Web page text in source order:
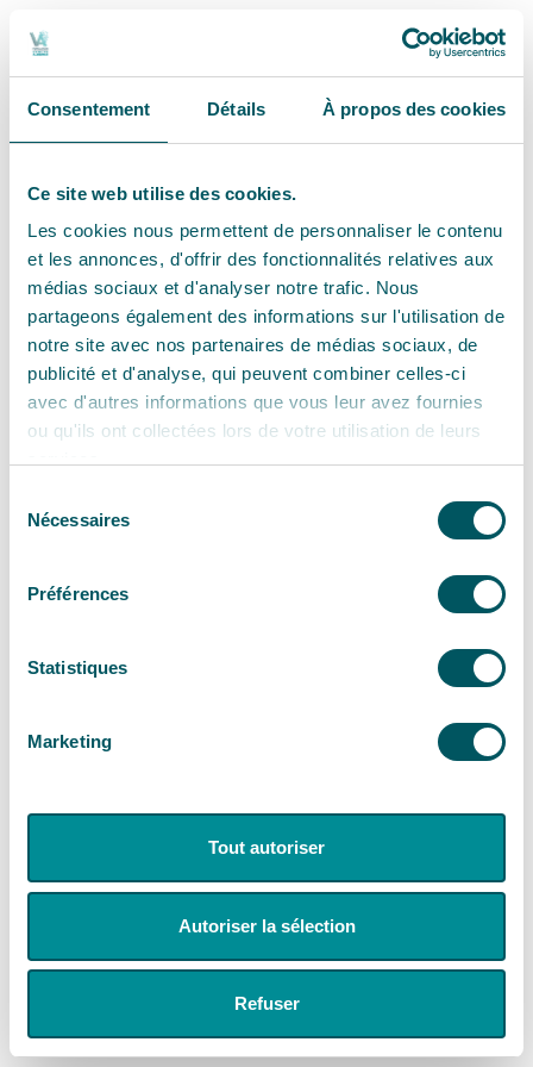
Consentement Détails À propos des cookies
Ce site web utilise des cookies.
Les cookies nous permettent de personnaliser le contenu
et les annonces, d'offrir des fonctionnalités relatives aux
médias sociaux et d'analyser notre trafic. Nous
partageons également des informations sur l'utilisation de
notre site avec nos partenaires de médias sociaux, de
publicité et d'analyse, qui peuvent combiner celles-ci
avec d'autres informations que vous leur avez fournies
ou qu'ils ont collectées lors de votre utilisation de leurs
Nécessaires
Préférences
Statistiques
Marketing
Tout autoriser
Autoriser la sélection
Refuser